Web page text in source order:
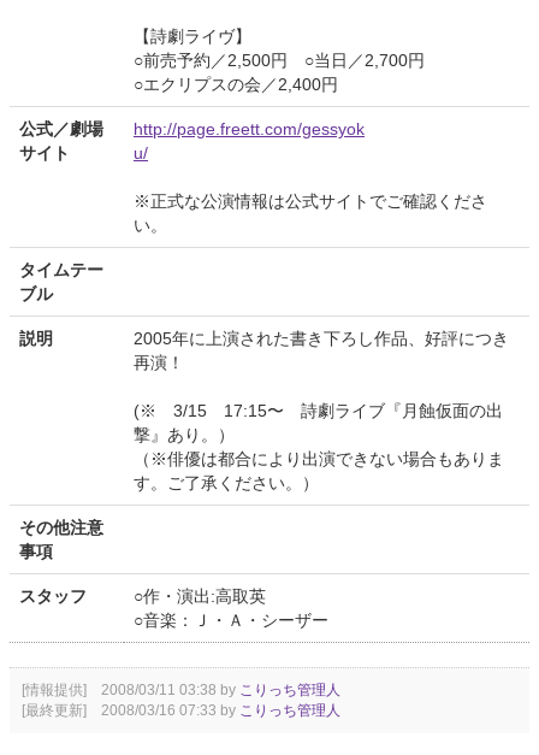
【詩劇ライヴ】
○前売予約／2,500円 ○当日／2,700円
○エクリプスの会／2,400円
公式／劇場
サイト
http://page.freett.com/gessyok
u/
※正式な公演情報は公式サイトでご確認くださ
い。
タイムテー
ブル
説明
2005年に上演された書き下ろし作品、好評につき
再演！
(※ 3/15 17:15〜 詩劇ライブ『月蝕仮面の出
撃』あり。）
（※俳優は都合により出演できない場合もありま
す。ご了承ください。）
その他注意
事項
スタッフ
○作・演出:高取英
○音楽：Ｊ・Ａ・シーザー
[情報提供] 2008/03/11 03:38 by こりっち管理人
[最終更新] 2008/03/16 07:33 by こりっち管理人